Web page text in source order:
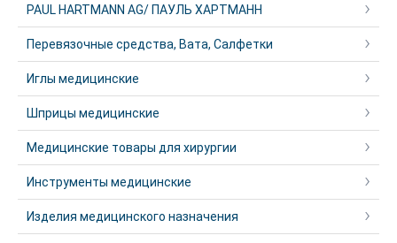
PAUL HARTMANN AG/ ПАУЛЬ ХАРТМАНН
Перевязочные средства, Вата, Салфетки
Иглы медицинские
Шприцы медицинские
Медицинские товары для хирургии
Инструменты медицинские
Изделия медицинского назначения